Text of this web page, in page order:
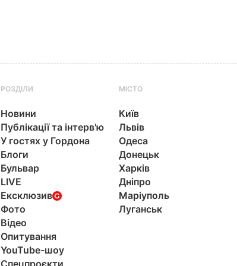
РОЗДІЛИ
Новини
Публікації та інтерв'ю
У гостях у Гордона
Блоги
Бульвар
LIVE
Ексклюзив
Фото
Відео
Опитування
YouTube-шоу
Спецпроєкти
МІСТО
Київ
Львів
Одеса
Донецьк
Харків
Дніпро
Маріуполь
Луганськ